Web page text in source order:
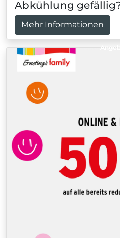
Abkühlung
Mehr Informationen